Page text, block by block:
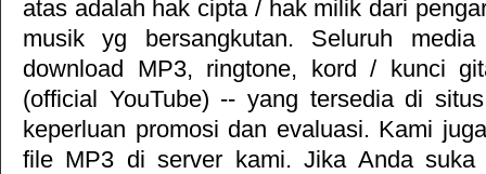
atas adalah hak cipta / hak milik dari
musik yg bersangkutan. Seluruh
download MP3, ringtone, kord / kunci
(official YouTube) -- yang tersedia di
keperluan promosi dan evaluasi. Kami
file MP3 di server kami. Jika Anda